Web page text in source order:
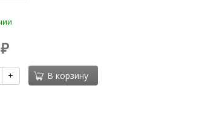
₽
+ В корзину